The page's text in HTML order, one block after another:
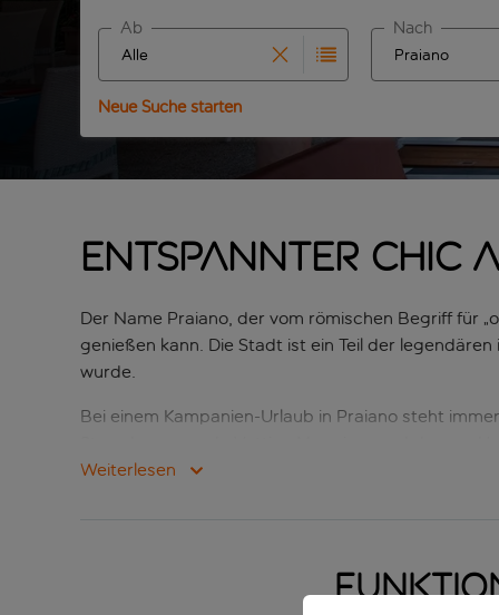
Beginne mit der Eingabe für die automatische
Ab
Beginne mit
Nach
Neue Suche starten
Entspannter Chic
Der Name Praiano, der vom römischen Begriff für
genießen kann. Die Stadt ist ein Teil der legendären
wurde.
Bei einem Kampanien-Urlaub in Praiano steht
für die übrigens auch die drei Orangen auf dem
Zur einen Seite der Stadt liegt der beliebte
abfallenden Hängen übereinander türmen, sowie
Weiterlesen